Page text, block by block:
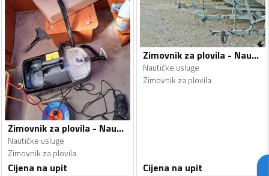
Zimovnik za plovila - Nautičke usluge
Nautičke usluge
Zimovnik za plovila
Cijena na upit
Zimovnik za plovila - Nautičke usluge
Nautičke usluge
Zimovnik za plovila
Cijena na upit